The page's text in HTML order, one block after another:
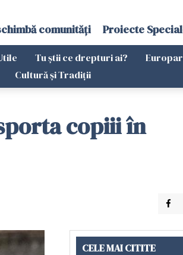
comunități Proiecte
Tu știi ce drepturi ai?
Cultură și Tradiții
copiii în
CELE MAI CITITE